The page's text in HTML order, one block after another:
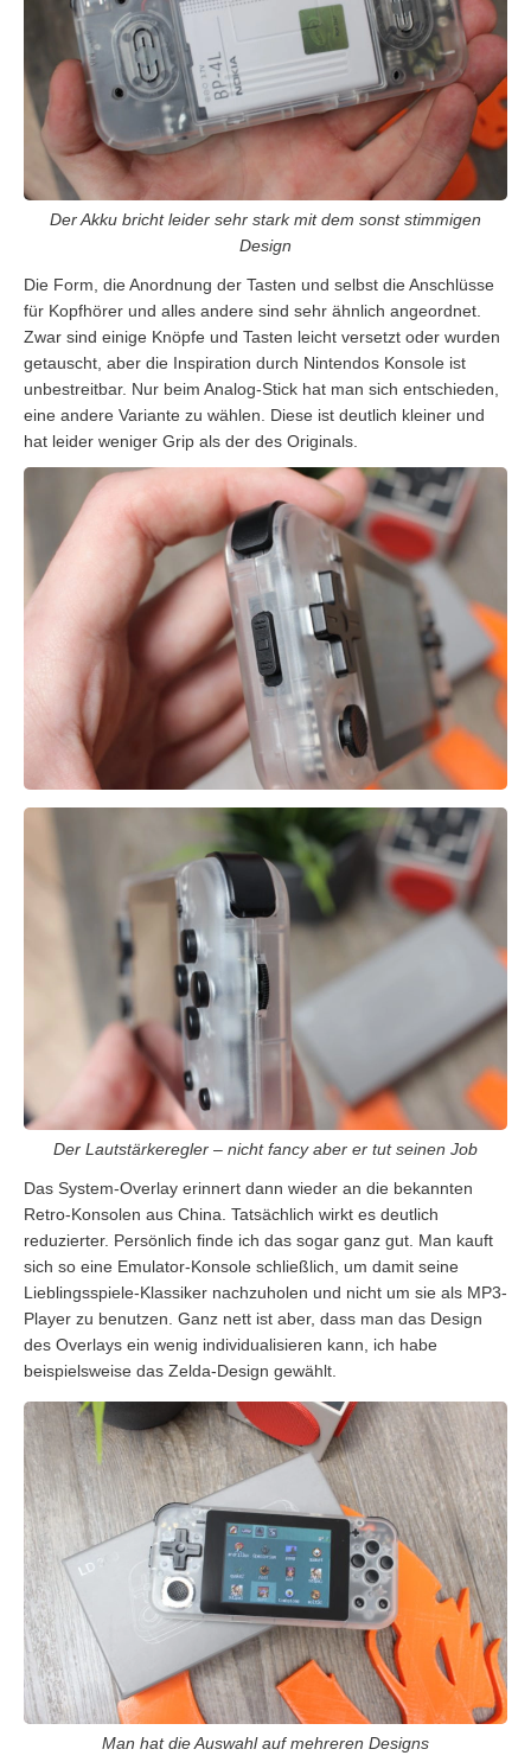
Der Akku bricht leider sehr stark mit dem sonst stimmigen
Design
Die Form, die Anordnung der Tasten und selbst die Anschlüsse
für Kopfhörer und alles andere sind sehr ähnlich angeordnet.
Zwar sind einige Knöpfe und Tasten leicht versetzt oder wurden
getauscht, aber die Inspiration durch Nintendos Konsole ist
unbestreitbar. Nur beim Analog-Stick hat man sich entschieden,
eine andere Variante zu wählen. Diese ist deutlich kleiner und
hat leider weniger Grip als der des Originals.
Der Lautstärkeregler – nicht fancy aber er tut seinen Job
Das System-Overlay erinnert dann wieder an die bekannten
Retro-Konsolen aus China. Tatsächlich wirkt es deutlich
reduzierter. Persönlich finde ich das sogar ganz gut. Man kauft
sich so eine Emulator-Konsole schließlich, um damit seine
Lieblingsspiele-Klassiker nachzuholen und nicht um sie als MP3-
Player zu benutzen. Ganz nett ist aber, dass man das Design
des Overlays ein wenig individualisieren kann, ich habe
beispielsweise das Zelda-Design gewählt.
Man hat die Auswahl auf mehreren Designs